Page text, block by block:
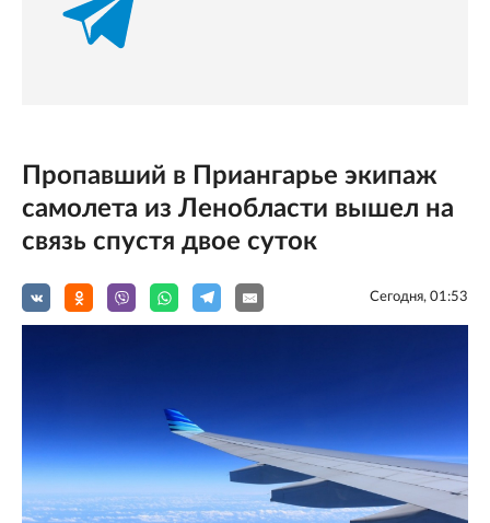
Пропавший в Приангарье экипаж
самолета из Ленобласти вышел на
связь спустя двое суток
Сегодня, 01:53